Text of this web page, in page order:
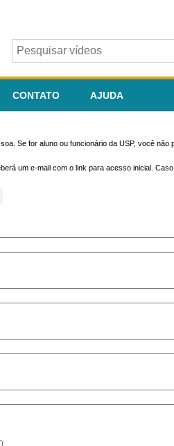
CONTATO AJUDA
Se for aluno ou funcionário da USP, você
um e-mail com o link para acesso inicial.